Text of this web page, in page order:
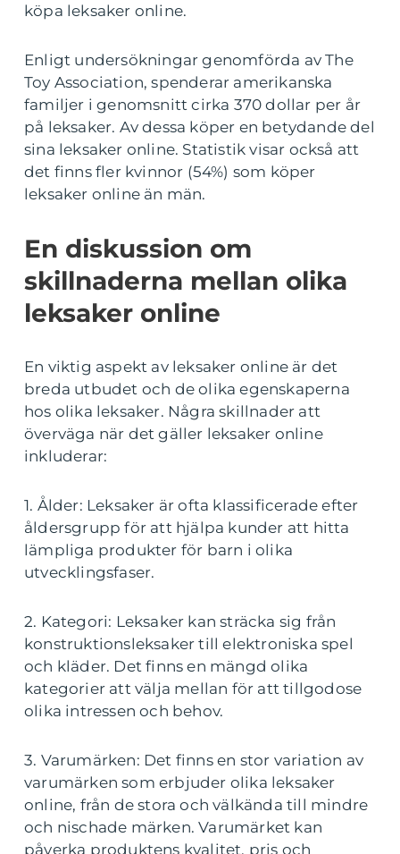
köpa leksaker online.
Enligt undersökningar genomförda av The
Toy Association, spenderar amerikanska
familjer i genomsnitt cirka 370 dollar per år
på leksaker. Av dessa köper en betydande del
sina leksaker online. Statistik visar också att
det finns fler kvinnor (54%) som köper
leksaker online än män.
En diskussion om
skillnaderna mellan olika
leksaker online
En viktig aspekt av leksaker online är det
breda utbudet och de olika egenskaperna
hos olika leksaker. Några skillnader att
överväga när det gäller leksaker online
inkluderar:
1. Ålder: Leksaker är ofta klassificerade efter
åldersgrupp för att hjälpa kunder att hitta
lämpliga produkter för barn i olika
utvecklingsfaser.
2. Kategori: Leksaker kan sträcka sig från
konstruktionsleksaker till elektroniska spel
och kläder. Det finns en mängd olika
kategorier att välja mellan för att tillgodose
olika intressen och behov.
3. Varumärken: Det finns en stor variation av
varumärken som erbjuder olika leksaker
online, från de stora och välkända till mindre
och nischade märken. Varumärket kan
påverka produktens kvalitet, pris och